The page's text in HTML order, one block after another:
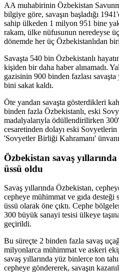
AA muhabirinin Özbekistan
bilgiye göre, savaşın başladığı
sahip ülkeden 1 milyon 951 bine
rakam, ülke nüfusunun neredeyse
dönemde her üç Özbekistanlıdan
Savaşta 540 bin Özbekistanlı
kişiden bir daha haber alınamadı.
gazisinin 900 binden fazlası
bini sakat kaldı.
Öte yandan savaşta gösterdikleri
binden fazla Özbekistanlı, eski
madalyalarıyla ödüllendirilirken
cesaretinden dolayı eski
'Sovyetler Birliği Kahramanı'
Özbekistan savaş
üssü oldu
Savaş yıllarında Özbekistan,
cepheye mühimmat ve gıda
üssü olarak öne çıktı. Cephe
300 büyük sanayi tesisi ülkeye
geçirildi.
Bu süreçte 2 binden fazla savaş
milyonlarca mühimmat ve askeri
savaş yıllarında yüz binlerce ton
cepheye göndererek, savaşın